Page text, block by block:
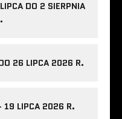
DO 2 SIERPNIA
26 LIPCA 2026 R.
19 LIPCA 2026 R.